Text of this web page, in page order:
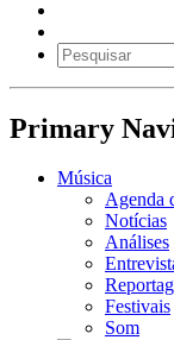
Primary
Música
Agenda
Notícias
Análises
Festivais
Som